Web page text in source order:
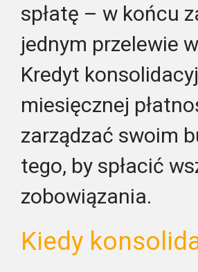
spłatę – w końcu
jednym przelewie
Kredyt
miesięcznej
zarządzać swoim
tego, by spłacić
zobowiązania.
Kiedy